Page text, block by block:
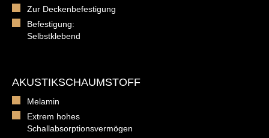
Zur Deckenbefestigung
Befestigung:
Selbstklebend
AKUSTIKSCHAUMSTOFF
Melamin
Extrem hohes
Schallabsorptionsvermögen